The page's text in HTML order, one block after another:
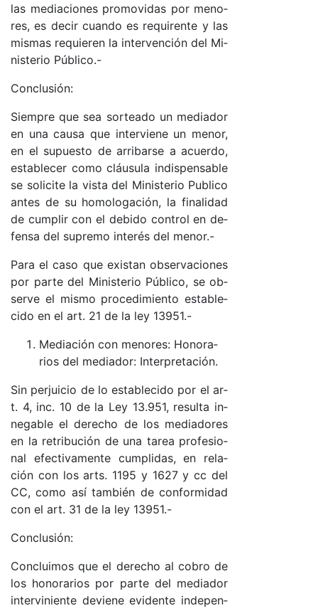
las me­dia­cio­nes pro­mo­vi­das por me­no­
res, es de­cir cuan­do es re­qui­ren­te y las
mis­mas re­quie­ren la in­ter­ven­ción del Mi­
nis­te­rio Pú­bli­co­.-
Con­clu­sió­n:
Siem­pre que sea sor­tea­do un me­dia­dor
en una cau­sa que in­ter­vie­ne un me­no­r,
en el su­pues­to de arri­bar­se a acuer­do,
es­ta­ble­cer co­mo cláu­su­la in­dis­pen­sa­ble
se so­li­ci­te la vis­ta del Mi­nis­te­rio Pu­bli­co
an­tes de su ho­mo­lo­ga­ció­n, la fi­na­li­dad
de cum­plir con el de­bi­do con­trol en de­
fen­sa del su­pre­mo in­te­rés del me­no­r.-
Pa­ra el ca­so que exis­tan ob­ser­va­cio­nes
por par­te del Mi­nis­te­rio Pú­bli­co, se ob­
ser­ve el mis­mo pro­ce­di­mien­to es­ta­ble­
ci­do en el ar­t. 21 de la ley 13951.-
Me­dia­ción con me­no­res: Ho­no­ra­
rios del me­dia­do­r: In­ter­pre­ta­ció­n.
Sin per­jui­cio de lo es­ta­ble­ci­do por el ar­
t. 4, in­c. 10 de la Ley 13.951, re­sul­ta in­
ne­ga­ble el de­re­cho de los me­dia­do­res
en la re­tri­bu­ción de una ta­rea pro­fe­sio­
nal efec­ti­va­men­te cum­pli­da­s, en re­la­
ción con los ar­ts. 1195 y 1627 y cc del
CC, co­mo así tam­bién de con­for­mi­dad
con el ar­t. 31 de la ley 13951.-
Con­clu­sió­n:
Con­clui­mos que el de­re­cho al co­bro de
los ho­no­ra­rios por par­te del me­dia­dor
in­ter­vi­nien­te de­vie­ne evi­den­te in­de­pen­